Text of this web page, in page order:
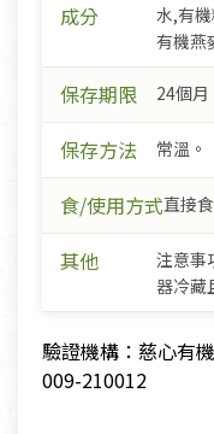
成分
水,有
有機燕
保存期限 24個月
保存方法 常溫。
食/使用方式直接
其他
注意事
器冷藏
驗證機構：慈心有
009-210012